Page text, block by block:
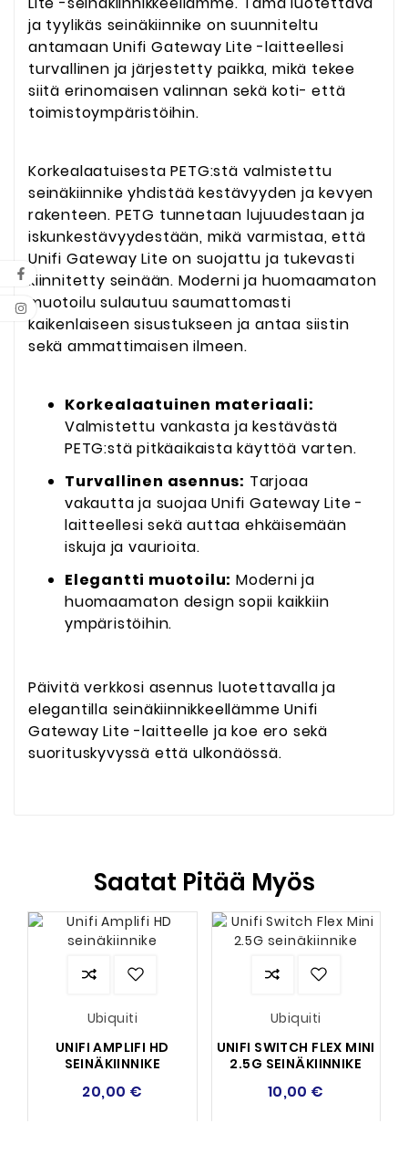
ja tyylikäs seinäkiinnike on suunniteltu
antamaan Unifi Gateway Lite -laitteellesi
turvallinen ja järjestetty paikka, mikä tekee
siitä erinomaisen valinnan sekä koti- että
toimistoympäristöihin.
Korkealaatuisesta PETG:stä valmistettu
seinäkiinnike yhdistää kestävyyden ja kevyen
rakenteen. PETG tunnetaan lujuudestaan ja
iskunkestävyydestään, mikä varmistaa, että
Unifi Gateway Lite on suojattu ja tukevasti
kiinnitetty seinään. Moderni ja huomaamaton
muotoilu sulautuu saumattomasti
kaikenlaiseen sisustukseen ja antaa siistin
sekä ammattimaisen ilmeen.
Korkealaatuinen materiaali:
Valmistettu vankasta ja kestävästä
PETG:stä pitkäaikaista käyttöä varten.
Turvallinen asennus: Tarjoaa
vakautta ja suojaa Unifi Gateway Lite -
laitteellesi sekä auttaa ehkäisemään
iskuja ja vaurioita.
Elegantti muotoilu: Moderni ja
huomaamaton design sopii kaikkiin
ympäristöihin.
Päivitä verkkosi asennus luotettavalla ja
elegantilla seinäkiinnikkeellämme Unifi
Gateway Lite -laitteelle ja koe ero sekä
suorituskyvyssä että ulkonäössä.
Saatat Pitää Myös
Ubiquiti
UNIFI AMPLIFI HD
SEINÄKIINNIKE
20,00 €
Ubiquiti
UNIFI SWITCH FLEX MINI
2.5G SEINÄKIINNIKE
10,00 €